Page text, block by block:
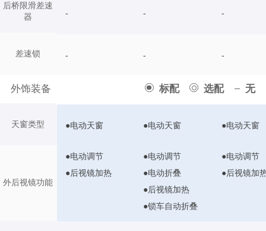
后桥限滑差速
器
差速锁
外饰装备 标配 选配 无
天窗类型
外后视镜功能
- - -
- - -
●电动天窗 ●电动天窗 ●电动天窗
●电动调节
●后视镜加热
●电动调节
●电动折叠
●后视镜加热
●锁车自动折叠
●电动调节
●后视镜加